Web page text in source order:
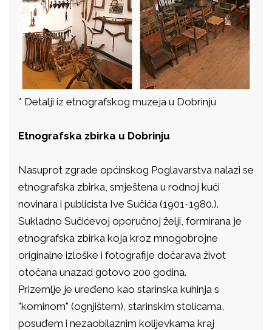
* Detalji iz etnografskog muzeja u Dobrinju
Etnografska zbirka u Dobrinju
Nasuprot zgrade općinskog Poglavarstva nalazi se
etnografska zbirka, smještena u rodnoj kući
novinara i publicista Ive Sučića (1901-1980.).
Sukladno Sučićevoj oporučnoj želji, formirana je
etnografska zbirka koja kroz mnogobrojne
originalne izloške i fotografije dočarava život
otočana unazad gotovo 200 godina.
Prizemlje je uređeno kao starinska kuhinja s
"kominom" (ognjištem), starinskim stolicama,
posuđem i nezaobilaznim kolijevkama kraj